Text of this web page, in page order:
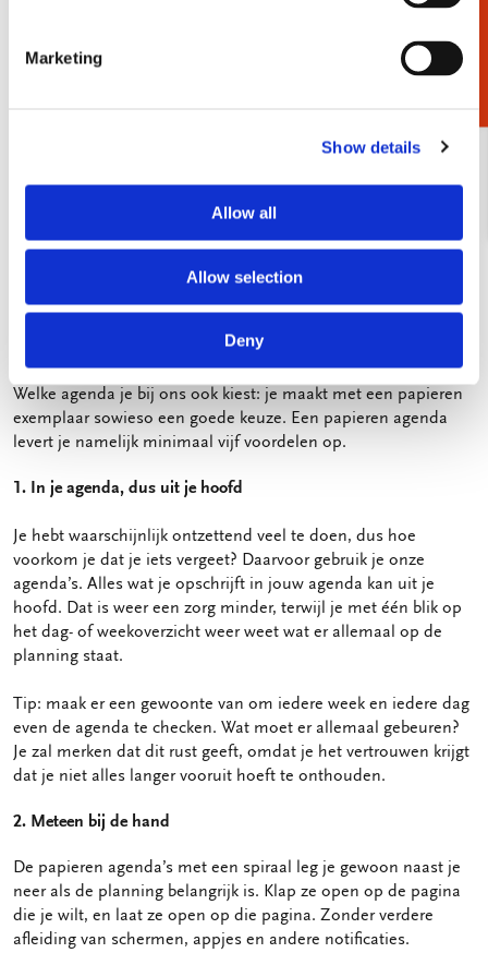
Marketing
Show details
Allow all
Allow selection
Deny
zijn zomaar een paar voorbeelden natuurlijk, je kunt de
voor allebei, er is ruimte genoeg om alles te noteren.
Wij begrijpen wat voor jou belangrijk is. Daarom zorgen we
voor een handige indeling, met voldoende ruimte per dag om
jouw afspraken te noteren. Daarnaast hebben sommige
agenda’s een handig weekoverzicht of zelfs een
maandoverzicht, zodat je makkelijker vooruit kijkt.
Voordelen van onze papieren agenda’s
Welke agenda je bij ons ook kiest: je maakt met een papieren
exemplaar sowieso een goede keuze. Een papieren agenda
levert je namelijk minimaal vijf voordelen op.
1. In je agenda, dus uit je hoofd
Je hebt waarschijnlijk ontzettend veel te doen, dus hoe
voorkom je dat je iets vergeet? Daarvoor gebruik je onze
agenda’s. Alles wat je opschrijft in jouw agenda kan uit je
hoofd. Dat is weer een zorg minder, terwijl je met één blik op
het dag- of weekoverzicht weer weet wat er allemaal op de
planning staat.
Tip: maak er een gewoonte van om iedere week en iedere dag
even de agenda te checken. Wat moet er allemaal gebeuren?
Je zal merken dat dit rust geeft, omdat je het vertrouwen krijgt
dat je niet alles langer vooruit hoeft te onthouden.
2. Meteen bij de hand
De papieren agenda’s met een spiraal leg je gewoon naast je
neer als de planning belangrijk is. Klap ze open op de pagina
die je wilt, en laat ze open op die pagina. Zonder verdere
afleiding van schermen, appjes en andere notificaties.
Cadeaukiezer